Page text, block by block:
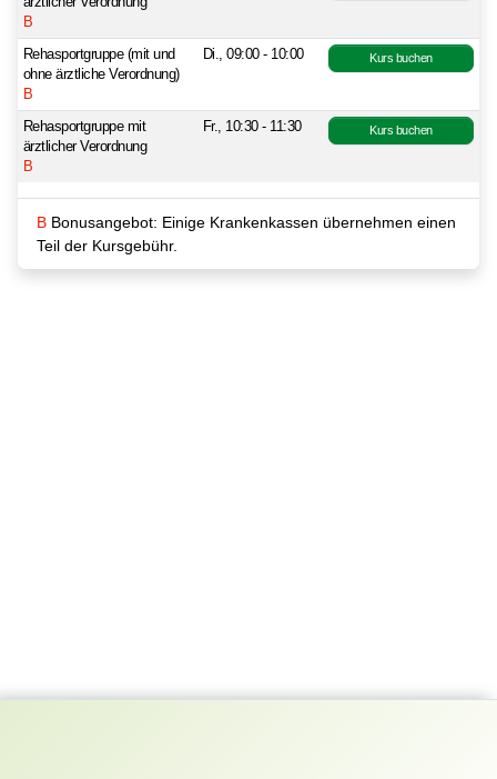
B
Rehasportgruppe (mit und
ohne ärztliche Verordnung)
B
Di., 09:00 - 10:00 Kurs buchen
Rehasportgruppe mit
ärztlicher Verordnung
B
Fr., 10:30 - 11:30 Kurs buchen
B Bonusangebot: Einige Krankenkassen übernehmen einen
Teil der Kursgebühr.